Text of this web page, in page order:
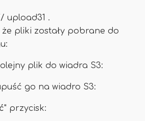
upload31 .
pliki zostały pobrane do
plik do wiadra S3:
go na wiadro S3:
" przycisk: